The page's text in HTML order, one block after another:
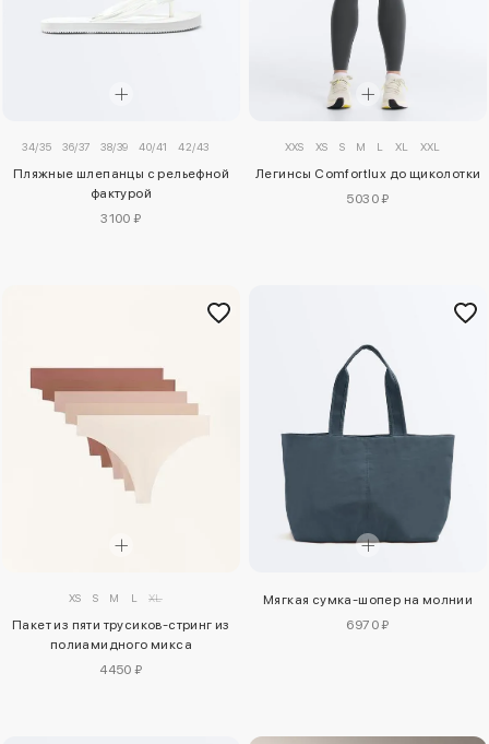
34/35 36/37 38/39 40/41 42/43
Пляжные шлепанцы с рельефной
фактурой
3100 ₽
XXS XS S M L XL XXL
Легинсы Comfortlux до щиколотки
5030 ₽
XS S M L XL
Пакет из пяти трусиков-стринг из
полиамидного микса
4450 ₽
Мягкая сумка-шопер на молнии
6970 ₽